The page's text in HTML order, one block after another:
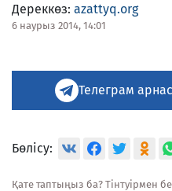
Дереккөз: azattyq.org
6 наурыз 2014, 14:01
Телеграм
Бөлісу:
Қате таптыңыз ба? Тінтуірмен